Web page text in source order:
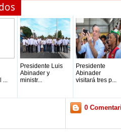
...
Presidente Luis
Abinader y
ministr...
Presidente
Abinader
visitará tres p...
0